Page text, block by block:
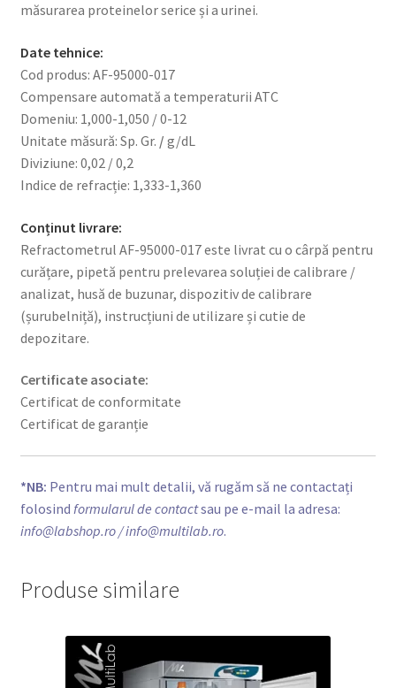
măsurarea proteinelor serice și a urinei.
Date tehnice:
Cod produs: AF-95000-017
Compensare automată a temperaturii ATC
Domeniu: 1,000-1,050 / 0-12
Unitate măsură: Sp. Gr. / g/dL
Diviziune: 0,02 / 0,2
Indice de refracție: 1,333-1,360
Conținut livrare:
Refractometrul AF-95000-017 este livrat cu o cârpă pentru
curățare, pipetă pentru prelevarea soluției de calibrare /
analizat, husă de buzunar, dispozitiv de calibrare
(șurubelniță), instrucțiuni de utilizare și cutie de
depozitare.
Certificate asociate:
Certificat de conformitate
Certificat de garanție
*NB: Pentru mai mult detalii, vă rugăm să ne contactați
folosind formularul de contactsau pe e-mail la adresa:
info@labshop.ro/ info@multilab.ro.
Produse similare